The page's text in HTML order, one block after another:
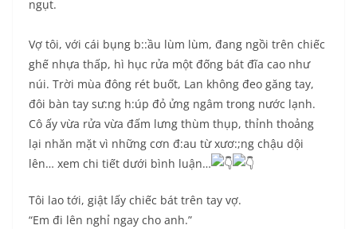
ngụt.
Vợ tôi, với cái bụng b::ầu lùm lùm, đang ngồi trên chiếc
ghế nhựa thấp, hì hục rửa một đống bát đĩa cao như
núi. Trời mùa đông rét buốt, Lan không đeo găng tay,
đôi bàn tay sư:ng h:úp đỏ ửng ngâm trong nước lạnh.
Cô ấy vừa rửa vừa đấm lưng thùm thụp, thỉnh thoảng
lại nhăn mặt vì những cơn đ:au từ xươ:;ng chậu dội
lên… xem chi tiết dưới bình luận…
Tôi lao tới, giật lấy chiếc bát trên tay vợ.
“Em đi lên nghỉ ngay cho anh.”